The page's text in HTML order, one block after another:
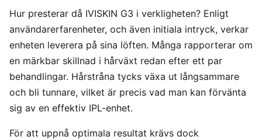
Hur presterar då IVISKIN G3 i verkligheten? Enligt
användarerfarenheter, och även initiala intryck, verkar
enheten leverera på sina löften. Många rapporterar om
en märkbar skillnad i hårväxt redan efter ett par
behandlingar. Hårstråna tycks växa ut långsammare
och bli tunnare, vilket är precis vad man kan förvänta
sig av en effektiv IPL-enhet.
För att uppnå optimala resultat krävs dock